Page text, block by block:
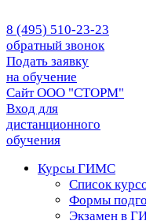
8 (495) 510-23-23
обратный звонок
Подать заявку
на обучение
Сайт ООО "СТОРМ"
Вход для
дистанционного
обучения
Курсы ГИМС
Список
Формы
Экзамен в